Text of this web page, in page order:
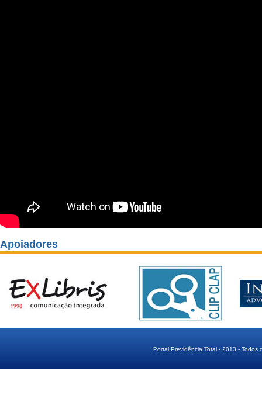
Apoiadores
Portal Previdência Total - 2013 - Todos